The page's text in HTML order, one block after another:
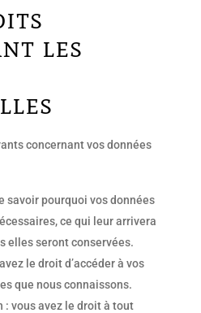
les
concernant vos données
savoir pourquoi vos données
ce qui leur arrivera
elles seront conservées.
le droit d’accéder à vos
que nous connaissons.
: vous avez le droit à tout